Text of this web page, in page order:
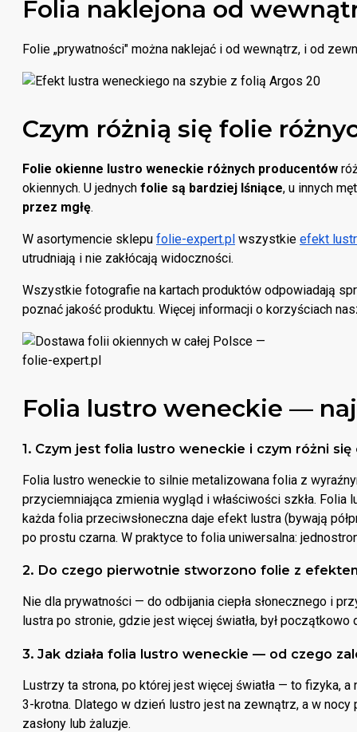
Folia naklejona od
Folie „prywatności" można naklejać i od wewnątrz, i od
Czym różnią się folie
Folie okienne lustro weneckie różnych producentów
okiennych. U jednych folie są bardziej lśniące, u innych
przez mgłę.
W asortymencie sklepu folie-expert.pl wszystkie efekt
utrudniają i nie zakłócają widoczności.
Wszystkie fotografie na kartach produktów odpowiadają
poznać jakość produktu. Więcej informacji o korzyściach
Folia lustro weneckie —
1. Czym jest folia lustro weneckie i czym różni
Folia lustro weneckie to silnie metalizowana folia z
przyciemniająca zmienia wygląd i właściwości szkła.
każda folia przeciwsłoneczna daje efekt lustra (bywają
po prostu czarna. W praktyce to folia uniwersalna:
2. Do czego pierwotnie stworzono folie z
Nie dla prywatności — do odbijania ciepła słonecznego i
lustra po stronie, gdzie jest więcej światła, był
3. Jak działa folia lustro weneckie — od czego
Lustrzy ta strona, po której jest więcej światła — to fizyka,
3-krotna. Dlatego w dzień lustro jest na zewnątrz, a w
zasłony lub żaluzje.